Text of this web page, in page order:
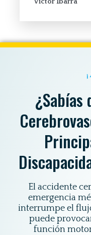
¿Sabías
El accidente
emergencia
interrumpe el
puede
función